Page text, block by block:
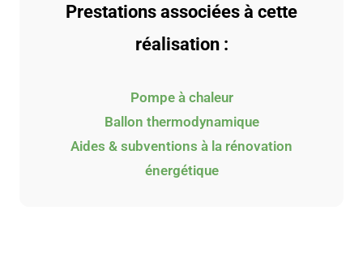
Prestations associées à cette
réalisation :
Pompe à chaleur
Ballon thermodynamique
Aides & subventions à la rénovation
énergétique